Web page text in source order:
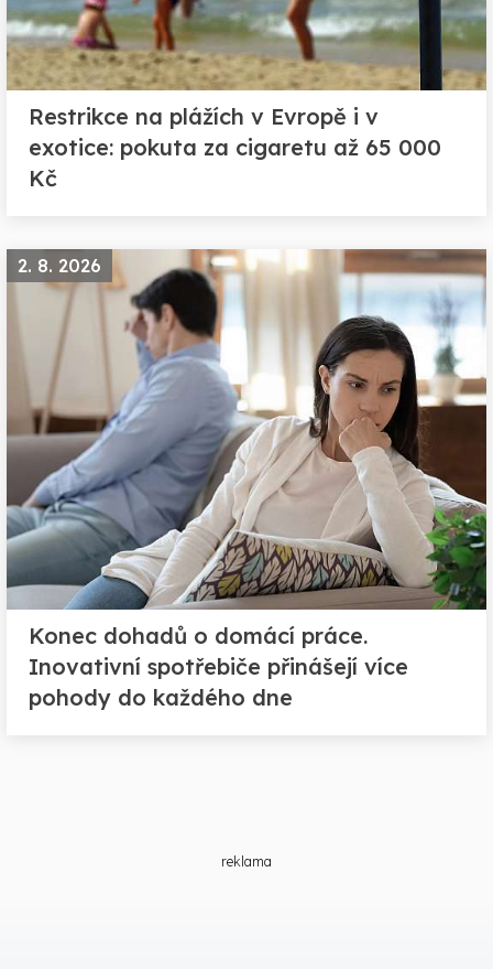
Restrikce na plážích v Evropě i v
exotice: pokuta za cigaretu až 65 000
Kč
2. 8. 2026
Konec dohadů o domácí práce.
Inovativní spotřebiče přinášejí více
pohody do každého dne
reklama